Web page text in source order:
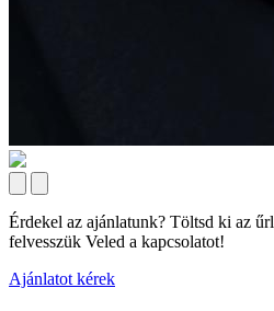
Érdekel az ajánlatunk? Töltsd ki az
felvesszük Veled a kapcsolatot!
Ajánlatot kérek